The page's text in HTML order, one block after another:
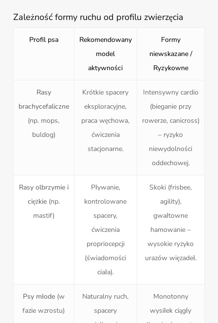
Zależność formy ruchu od profilu zwierzęcia
Profil psa
Rekomendowany
model
aktywności
Formy
niewskazane /
Ryzykowne
Rasy
brachycefaliczne
(np. mops,
buldog)
Krótkie spacery
eksploracyjne,
praca węchowa,
ćwiczenia
stacjonarne.
Intensywny cardio
(bieganie przy
rowerze, canicross)
– ryzyko
niewydolności
oddechowej.
Rasy olbrzymie i
ciężkie(np.
mastif)
Pływanie,
kontrolowane
spacery,
ćwiczenia
propriocepcji
(świadomości
ciała).
Skoki (frisbee,
agility),
gwałtowne
hamowanie –
wysokie ryzyko
urazów więzadeł.
Psy młode(w
fazie wzrostu)
Naturalny ruch,
spacery
Monotonny
wysiłek ciągły